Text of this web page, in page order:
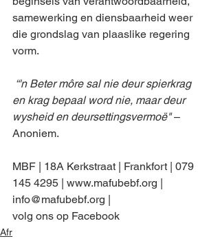
samewerking en diensbaarheid weer
die grondslag van plaaslike regering
vorm.
en krag bepaal word nie, maar deur
wysheid en deursettingsvermoë" –
Anoniem.
MBF | 18A Kerkstraat | Frankfort | 079
145 4295 | www.mafubebf.org |
info@mafubebf.org |
volg ons op Facebook
Afr